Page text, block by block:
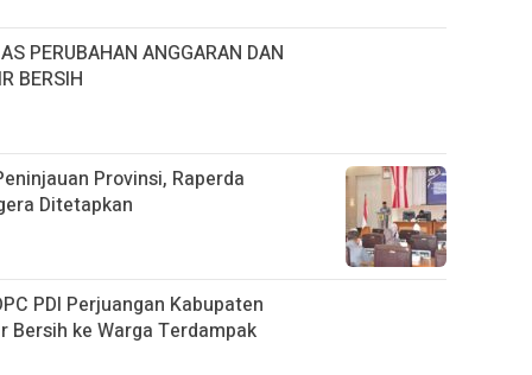
PERUBAHAN ANGGARAN DAN
BERSIH
Provinsi, Raperda
Ditetapkan
PDI Perjuangan Kabupaten
Bersih ke Warga Terdampak